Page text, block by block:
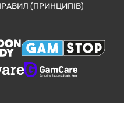
(ПРИНЦИПІВ)